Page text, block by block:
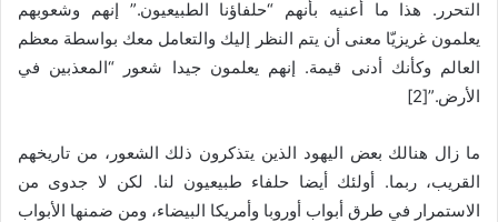
التحرر. هذا ما أعنيه بأنهم “حلفاؤنا الطبيعيون.” إنهم وشعوبهم
يعلمون غريزيّا معنى أن يتم النظر إليك والتعامل معك بواسطة معظم
العالم وكأنك أدنى قيمة. إنهم يعلمون جيدا شعور “المعذبين في
الأرض.”[2]
ما زال هنالك بعض اليهود الذين يتذكرون ذلك الشعور، من تاريخهم
القريب، ربما. أولئك أيضا حلفاء طبيعيون لنا. لكن لا جدوى من
الاستمرار في طرق أبواب أوروبا وأمريكا البيضاء، ومن ضمنها الأبواب